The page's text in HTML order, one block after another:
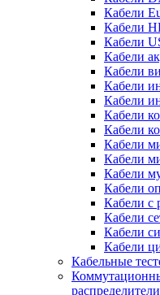
Кабели
Кабели
Кабели
Кабели
Кабели
Кабели
Кабели
Кабели
Кабели
Кабели
Кабели
Кабели
Кабели
Кабели с
Кабели
Кабели
Кабели
Кабельные
распределители